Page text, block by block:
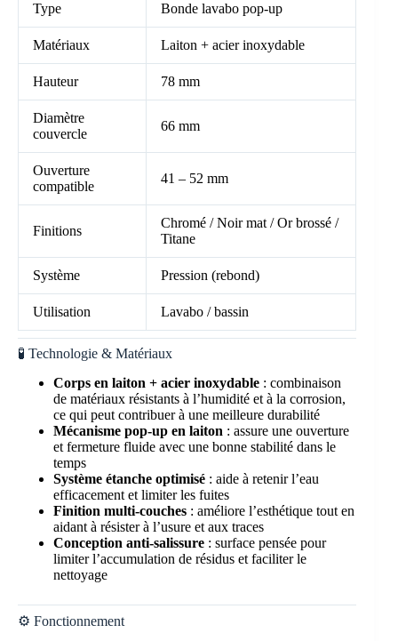
Type Bonde lavabo pop-up
Matériaux Laiton + acier inoxydable
Hauteur 78 mm
Diamètre
couvercle
66 mm
Ouverture
compatible
41 – 52 mm
Finitions
Chromé / Noir mat / Or brossé /
Titane
Système Pression (rebond)
Utilisation Lavabo / bassin
🧪 Technologie & Matériaux
Corps en laiton + acier inoxydable : combinaison
de matériaux résistants à l’humidité et à la corrosion,
ce qui peut contribuer à une meilleure durabilité
Mécanisme pop-up en laiton : assure une ouverture
et fermeture fluide avec une bonne stabilité dans le
temps
Système étanche optimisé : aide à retenir l’eau
efficacement et limiter les fuites
Finition multi-couches : améliore l’esthétique tout en
aidant à résister à l’usure et aux traces
Conception anti-salissure : surface pensée pour
limiter l’accumulation de résidus et faciliter le
nettoyage
⚙️ Fonctionnement